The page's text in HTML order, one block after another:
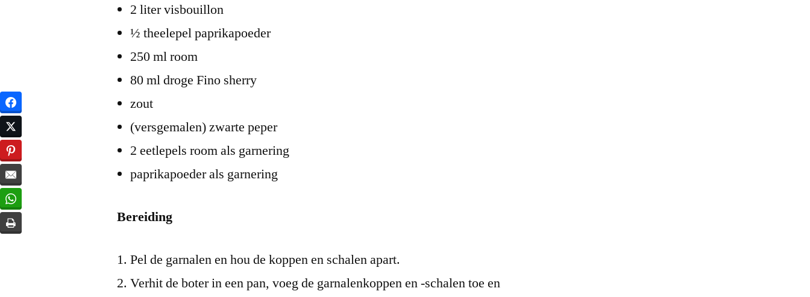
2 liter visbouillon
½ theelepel paprikapoeder
250 ml room
80 ml droge Fino sherry
zout
(versgemalen) zwarte peper
2 eetlepels room als garnering
paprikapoeder als garnering
Bereiding
Pel de garnalen en hou de koppen en schalen apart.
Verhit de boter in een pan, voeg de garnalenkoppen en -schalen toe en